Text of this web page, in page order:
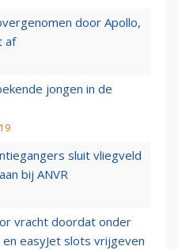
door Apollo,
af
jongen in de
sluit vliegveld
bij ANVR
vracht doordat onder
easyJet slots vrijgeven